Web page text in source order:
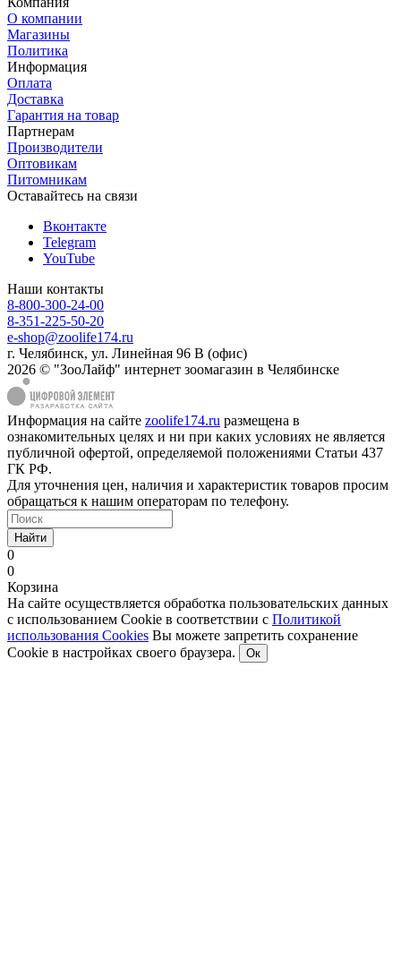
О компании
Магазины
Политика
Информация
Оплата
Доставка
Гарантия на товар
Партнерам
Производители
Оптовикам
Питомникам
Оставайтесь на связи
Вконтакте
Telegram
YouTube
Наши контакты
8-800-300-24-00
8-351-225-50-20
e-shop@zoolife174.ru
г. Челябинск, ул. Линейная 96 В (офис)
2026 © "ЗооЛайф" интернет зоомагазин в Челябинске
Информация на сайте zoolife174.ru размещена в
ознакомительных целях и ни при каких условиях не является
публичной офертой, определяемой положениями Статьи 437
ГК РФ.
Для уточнения цен, наличия и характеристик товаров просим
обращаться к нашим операторам по телефону.
Найти
0
0
Корзина
На сайте осуществляется обработка пользовательских данных
с использованием Cookie в соответствии с Политикой
использования Cookies Вы можете запретить сохранение
Cookie в настройках своего браузера.
Ок